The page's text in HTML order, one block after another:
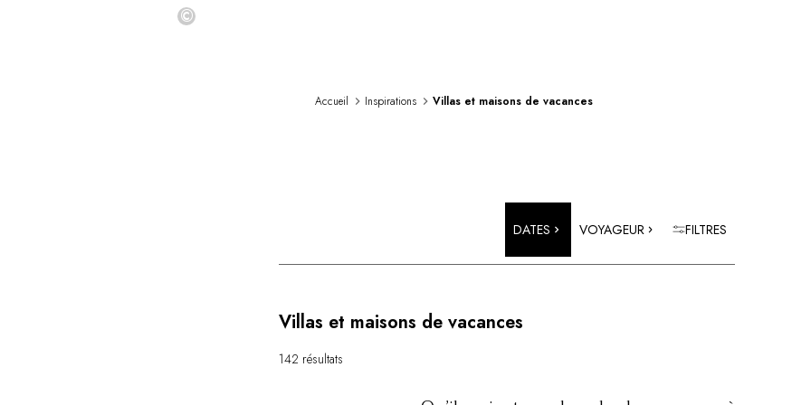
©
Accueil Inspirations Villas et maisons de vacances
DATES VOYAGEUR FILTRES
Villas et maisons de vacances
142 résultats